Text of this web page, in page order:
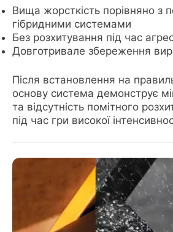
Вища жорсткість порівняно з
гібридними системами
Без розхитування під час
Довготривале збереження
Після встановлення на
основу система демонструє
та відсутність помітного
під час гри високої